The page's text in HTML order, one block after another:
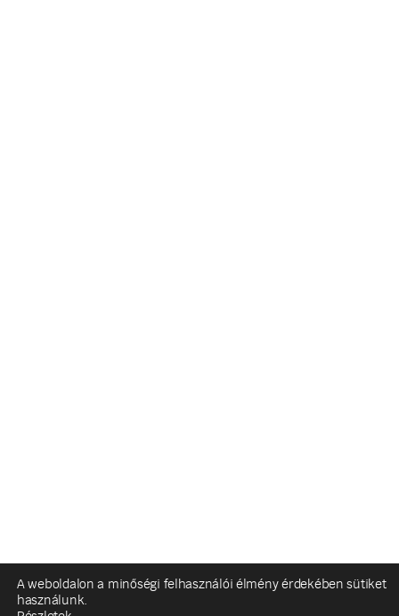
A weboldalon a minőségi felhasználói élmény érdekében sütiket
használunk.